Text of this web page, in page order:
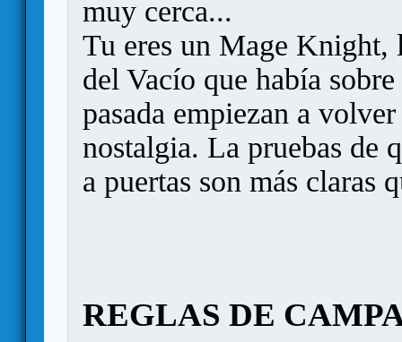
muy cerca...
Tu eres un Mage Knight,
del Vacío que había
pasada empiezan a
nostalgia. La pruebas de
a puertas son más claras
REGLAS DE